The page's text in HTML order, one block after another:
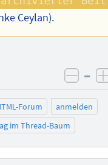
Ceylan).
–
Forum
anmelden
im Thread-Baum